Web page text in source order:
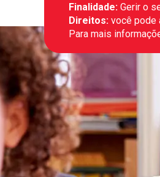
Finalidade: Gerir o
Direitos: você pode
Para mais